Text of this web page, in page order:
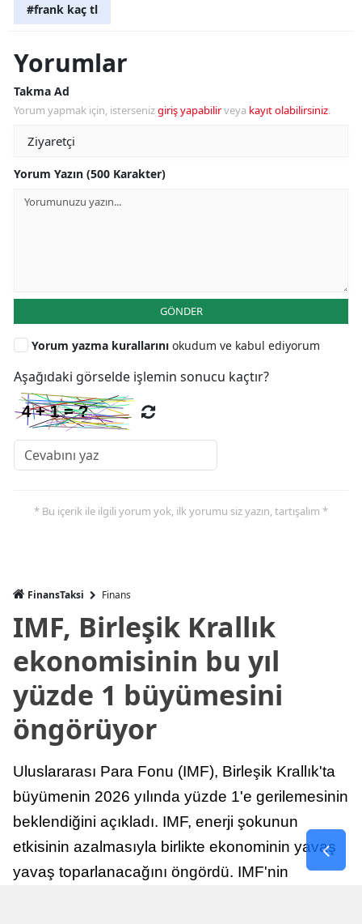
#frank kaç tl
Yorumlar
Takma Ad
Yorum yapmak için, istersenizgiriş yapabilirveya kayıt olabilirsiniz.
Yorum Yazın (500 Karakter)
GÖNDER
Yorum yazma kurallarını okudum ve kabul ediyorum
Aşağıdaki görselde işlemin sonucu kaçtır?
* Bu içerik ile ilgili yorum yok, ilk yorumu siz yazın, tartışalım *
FinansTaksi Finans
IMF, Birleşik Krallık
ekonomisinin bu yıl
yüzde 1 büyümesini
öngörüyor
Uluslararası Para Fonu (IMF), Birleşik Krallık'ta
büyümenin 2026 yılında yüzde 1'e gerilemesinin
beklendiğini açıkladı. IMF, enerji şokunun
etkisinin azalmasıyla birlikte ekonominin yavaş
yavaş toparlanacağını öngördü. IMF'nin